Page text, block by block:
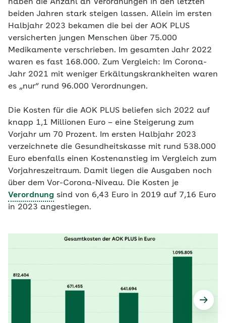
haben die Anzahl an Verordnungen in den letzten
beiden Jahren stark steigen lassen. Allein im ersten
Halbjahr 2023 bekamen die bei der AOK PLUS
versicherten jungen Menschen über 75.000
Medikamente verschrieben. Im gesamten Jahr 2022
waren es fast 168.000. Zum Vergleich: Im Corona-
Jahr 2021 mit weniger Erkältungskrankheiten waren
es „nur“ rund 96.000 Verordnungen.
Die Kosten für die AOK PLUS beliefen sich 2022 auf
knapp 1,1 Millionen Euro – eine Steigerung zum
Vorjahr um 70 Prozent. Im ersten Halbjahr 2023
verzeichnete die Gesundheitskasse mit rund 538.000
Euro ebenfalls einen Kostenanstieg im Vergleich zum
Vorjahreszeitraum. Damit liegen die Ausgaben noch
über dem Vor-Corona-Niveau. Die Kosten je
Verordnung sind von 6,43 Euro in 2019 auf 7,16 Euro
in 2023 angestiegen.